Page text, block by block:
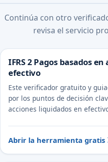
Continúa con otro
revisa el servicio
IFRS 2 Pagos basados
efectivo
Este verificador gratuito y
por los puntos de decisión
acciones liquidados en
Abrir la herramienta gratis